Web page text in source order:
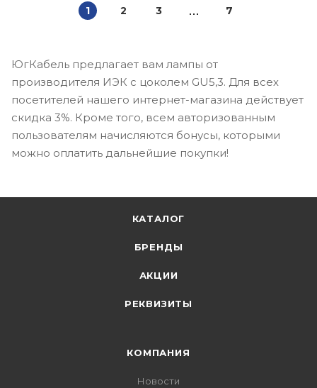
1 2 3 7
ЮгКабель предлагает вам лампы от
производителя ИЭК с цоколем GU5,3. Для всех
посетителей нашего интернет-магазина действует
скидка 3%. Кроме того, всем авторизованным
пользователям начисляются бонусы, которыми
можно оплатить дальнейшие покупки!
КАТАЛОГ
БРЕНДЫ
АКЦИИ
РЕКВИЗИТЫ
КОМПАНИЯ
Новости